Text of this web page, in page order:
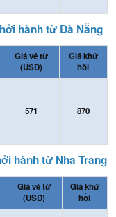
hành từ Đà Nẵng
Giá vé từ
(USD)
Giá khứ
hồi
571 870
hành từ Nha Trang
Giá vé từ
(USD)
Giá khứ
hồi